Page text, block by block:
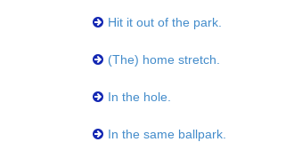
Hit it out of the park.
(The) home stretch.
In the hole.
In the same ballpark.